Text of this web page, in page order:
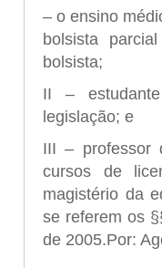
– o ensino
bolsista
bolsista;
II –
legislação; e
III – professor
cursos de
magistério da
se referem os
de 2005.Por: